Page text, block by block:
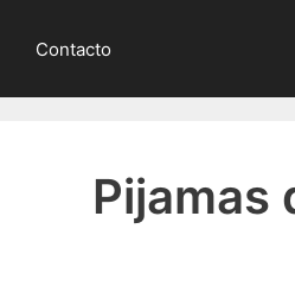
Contacto
Pijamas